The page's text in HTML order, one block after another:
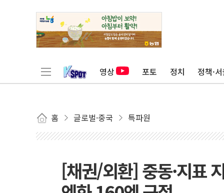
영상 포토 정치 정책·
홈 글로벌·중국 특파원
[채권/외환] 중동·지표